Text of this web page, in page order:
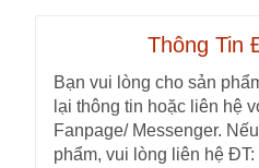
Thông Tin
Bạn vui lòng cho sản
lại thông tin hoặc liên hệ
Fanpage/ Messenger.
phẩm, vui lòng liên hệ